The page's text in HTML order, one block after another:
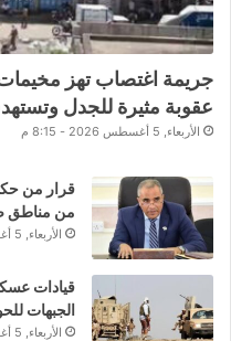
جريمة اغتصاب تهز
عقوبة مثيرة للجدل
الأربعاء, 5 أغسطس 2026 - 8:15 م
قرار من
من مناطق
الأربعاء, 5 أغسطس 2026 - 8:00 م
قيادات
الجبهات
الأربعاء, 5 أغسطس 2026 - 7:45 م